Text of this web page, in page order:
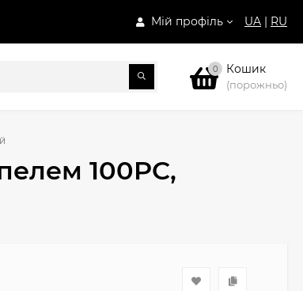
Мій профіль UA | RU
0 Кошик
(порожньо)
100PC,